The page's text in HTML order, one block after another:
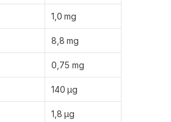
1,0 mg
8,8 mg
0,75 mg
140 µg
1,8 µg